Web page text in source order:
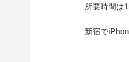
所要時間は
新宿で